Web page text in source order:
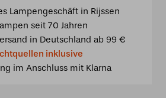
Lampengeschäft in Rijssen
seit 70 Jahren
in Deutschland ab 99 €
inklusive
im Anschluss mit Klarna